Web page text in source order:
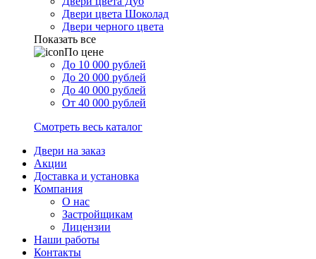
Двери цвета Шоколад
Двери черного цвета
Показать все
По цене
До 10 000 рублей
До 20 000 рублей
До 40 000 рублей
От 40 000 рублей
Смотреть весь каталог
Двери на заказ
Акции
Доставка и установка
Компания
О нас
Застройщикам
Лицензии
Наши работы
Контакты